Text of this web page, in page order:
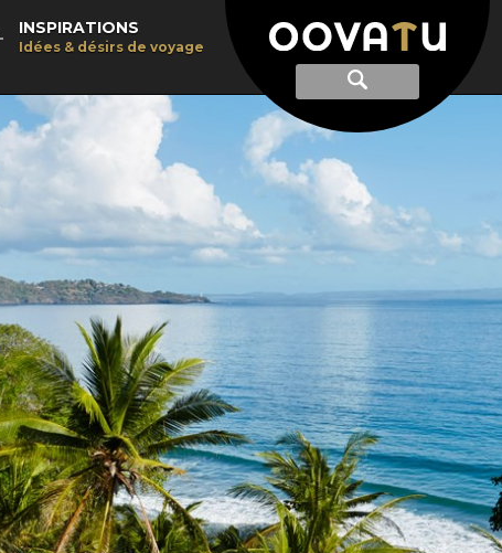
Afficher
recherche
Recherche
INSPIRATIONS
Idées & désirs de voyage